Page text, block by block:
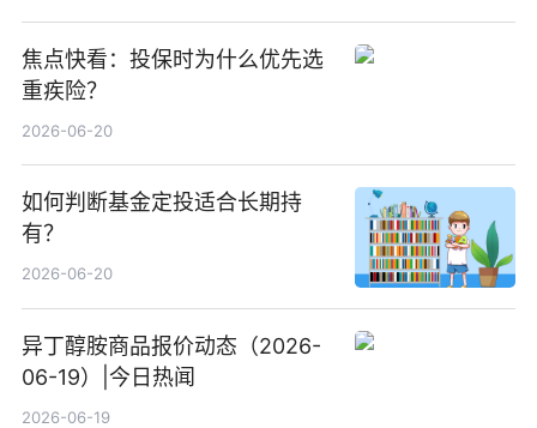
焦点快看：投保时为什么优先选
重疾险？
2026-06-20
如何判断基金定投适合长期持
有？
2026-06-20
异丁醇胺商品报价动态（2026-
06-19）|今日热闻
2026-06-19